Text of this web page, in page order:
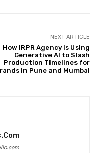
NEXT ARTICLE
How IRPR Agency is Using
Generative AI to Slash
Production Timelines for
in Pune and Mumbai